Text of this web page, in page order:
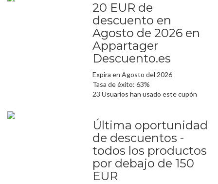
20 EUR de
descuento en
Agosto de 2026 en
Appartager
Descuento.es
Expira en Agosto del 2026
Tasa de éxito: 63%
23 Usuarios han usado este cupón
Última oportunidad
de descuentos -
todos los productos
por debajo de 150
EUR